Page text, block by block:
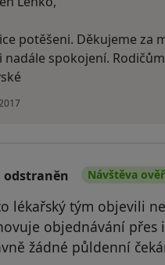
potěšeni. Děkujeme za
nadále spokojení.
odstraněn Návštěva
lékařský tým objevili
objednávání
žádné půldenní